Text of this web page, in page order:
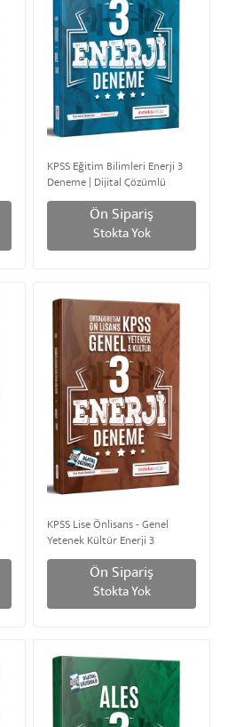
KPSS Eğitim Bilimleri Enerji 3
Deneme | Dijital Çözümlü
Ön Sipariş
Stokta Yok
KPSS Lise Önlisans - Genel
Yetenek Kültür Enerji 3
Deneme | Dijital Çözümlü
Ön Sipariş
Stokta Yok